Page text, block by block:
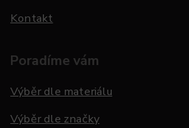
Kontakt
Poradíme vám
Výběr dle materiálu
Výběr dle značky